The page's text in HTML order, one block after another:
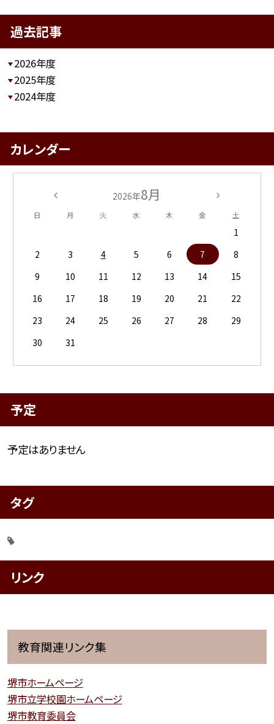
過去記事
2026年度
2025年度
2024年度
カレンダー
2026年8月
日 月 火 水 木 金 土
1
2
3 4 5 6 7
8
9
10 11 12 13 14
15
16
17 18 19 20 21
22
23
24 25 26 27 28
29
30
31
予定
予定はありません
タグ
リンク
教育関連リンク集
堺市ホームページ
堺市立学校園ホームページ
堺市教育委員会